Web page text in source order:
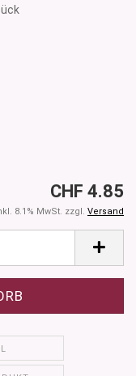
CHF 4.85
8.1% MwSt. zzgl. Versand